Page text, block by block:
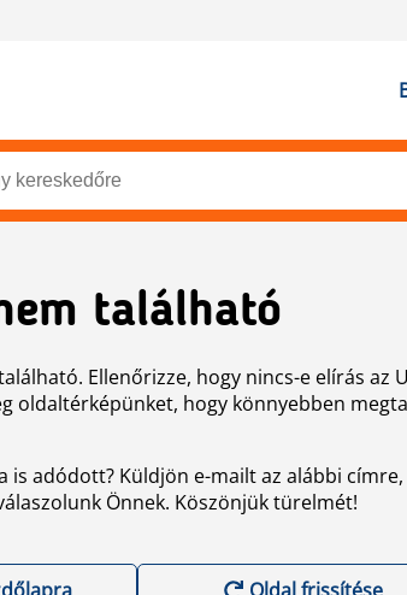
található
Ellenőrizze, hogy nincs-e elírás az
oldaltérképünket, hogy könnyebben
is adódott? Küldjön e-mailt az alábbi címre,
Önnek. Köszönjük türelmét!